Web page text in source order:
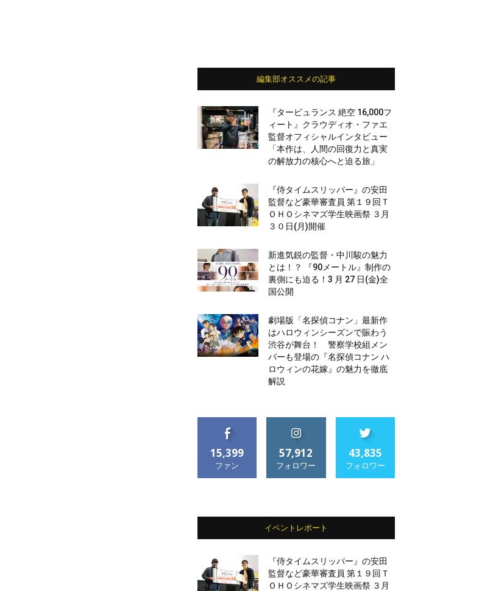
編集部オススメの記事
『タービュランス 絶空 16,000フ
ィート』クラウディオ・ファエ
監督オフィシャルインタビュー
「本作は、人間の回復力と真実
の解放力の核心へと迫る旅」
『侍タイムスリッパー』の安田
監督など豪華審査員 第１９回Ｔ
ＯＨＯシネマズ学生映画祭 ３月
３０日(月)開催
新進気鋭の監督・中川駿の魅力
とは！？ 『90メートル』制作の
裏側にも迫る！3 月 27 日(金)全
国公開
劇場版「名探偵コナン」最新作
はハロウィンシーズンで賑わう
渋谷が舞台！ 警察学校組メン
バーも登場の『名探偵コナン ハ
ロウィンの花嫁』の魅力を徹底
解説
15,399
ファン
57,912
フォロワー
43,835
フォロワー
イベントレポート
『侍タイムスリッパー』の安田
監督など豪華審査員 第１９回Ｔ
ＯＨＯシネマズ学生映画祭 ３月